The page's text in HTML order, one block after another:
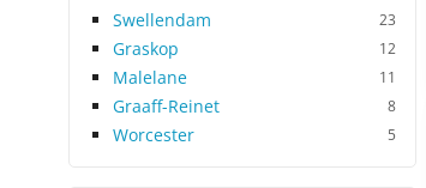
Swellendam 23
Graskop 12
Malelane 11
Graaff-Reinet 8
Worcester 5